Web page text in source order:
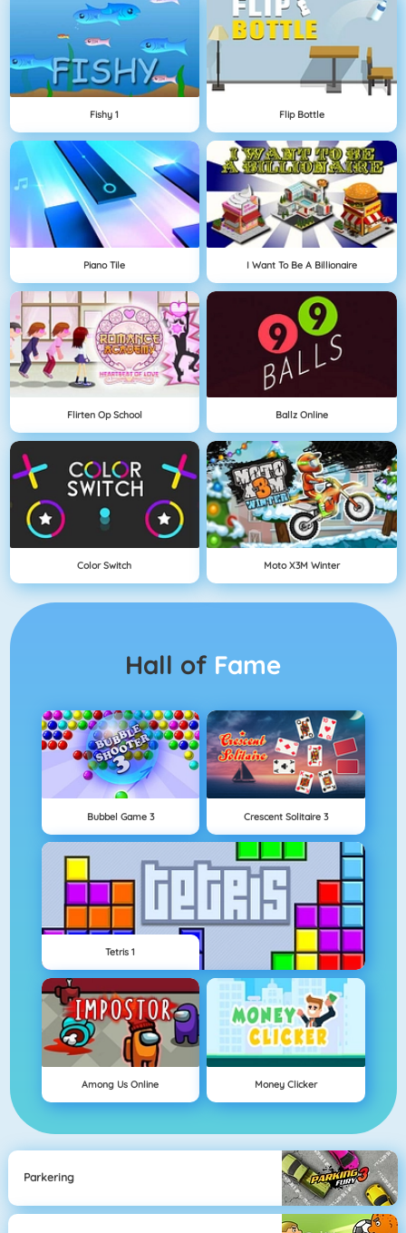
Fishy 1 Flip Bottle
Piano Tile I Want To Be A Billionaire
Flirten Op School Ballz Online
Color Switch Moto X3M Winter
Hall of Fame
Bubbel Game 3 Crescent Solitaire 3
Tetris 1
Among Us Online Money Clicker
Parkering